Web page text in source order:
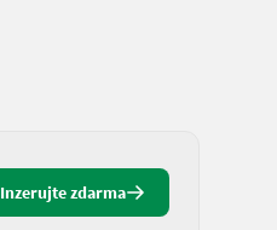
Inzerujte zdarma